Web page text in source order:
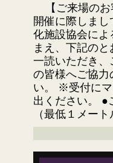
【ご来場のお
開催に際しま
化施設協会に
まえ、下記の
一読いただき
の皆様へご協
い。 ※受付にマ
出ください。 ●
（最低１メー